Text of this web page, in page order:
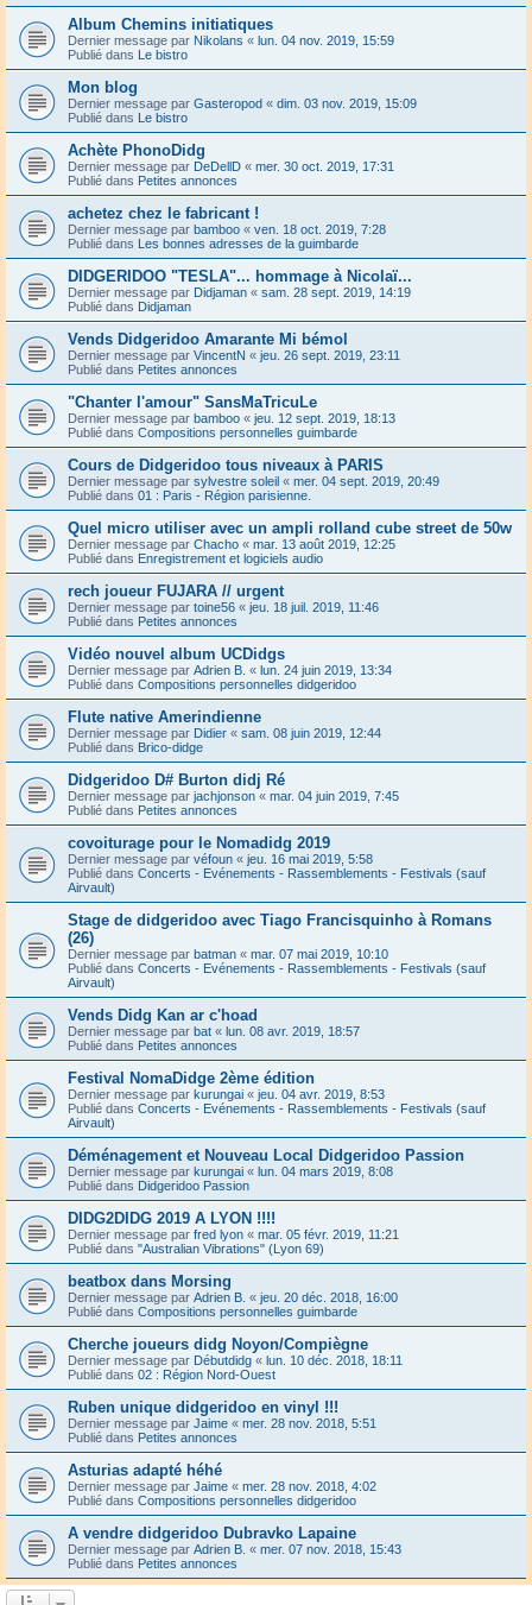
Album Chemins initiatiques
Dernier message par Nikolans « lun. 04 nov. 2019, 15:59
Publié dans Le bistro
Mon blog
Dernier message par Gasteropod « dim. 03 nov. 2019, 15:09
Publié dans Le bistro
Achète PhonoDidg
Dernier message par DeDellD « mer. 30 oct. 2019, 17:31
Publié dans Petites annonces
achetez chez le fabricant !
Dernier message par bamboo « ven. 18 oct. 2019, 7:28
Publié dans Les bonnes adresses de la guimbarde
DIDGERIDOO "TESLA"... hommage à Nicolaï...
Dernier message par Didjaman « sam. 28 sept. 2019, 14:19
Publié dans Didjaman
Vends Didgeridoo Amarante Mi bémol
Dernier message par VincentN « jeu. 26 sept. 2019, 23:11
Publié dans Petites annonces
"Chanter l'amour" SansMaTricuLe
Dernier message par bamboo « jeu. 12 sept. 2019, 18:13
Publié dans Compositions personnelles guimbarde
Cours de Didgeridoo tous niveaux à PARIS
Dernier message par sylvestre soleil « mer. 04 sept. 2019, 20:49
Publié dans 01 : Paris - Région parisienne.
Quel micro utiliser avec un ampli rolland cube street de 50w
Dernier message par Chacho « mar. 13 août 2019, 12:25
Publié dans Enregistrement et logiciels audio
rech joueur FUJARA // urgent
Dernier message par toine56 « jeu. 18 juil. 2019, 11:46
Publié dans Petites annonces
Vidéo nouvel album UCDidgs
Dernier message par Adrien B. « lun. 24 juin 2019, 13:34
Publié dans Compositions personnelles didgeridoo
Flute native Amerindienne
Dernier message par Didier « sam. 08 juin 2019, 12:44
Publié dans Brico-didge
Didgeridoo D# Burton didj Ré
Dernier message par jachjonson « mar. 04 juin 2019, 7:45
Publié dans Petites annonces
covoiturage pour le Nomadidg 2019
Dernier message par véfoun « jeu. 16 mai 2019, 5:58
Publié dans Concerts - Evénements - Rassemblements - Festivals (sauf
Airvault)
Stage de didgeridoo avec Tiago Francisquinho à Romans
(26)
Dernier message par batman « mar. 07 mai 2019, 10:10
Publié dans Concerts - Evénements - Rassemblements - Festivals (sauf
Airvault)
Vends Didg Kan ar c'hoad
Dernier message par bat « lun. 08 avr. 2019, 18:57
Publié dans Petites annonces
Festival NomaDidge 2ème édition
Dernier message par kurungai « jeu. 04 avr. 2019, 8:53
Publié dans Concerts - Evénements - Rassemblements - Festivals (sauf
Airvault)
Déménagement et Nouveau Local Didgeridoo Passion
Dernier message par kurungai « lun. 04 mars 2019, 8:08
Publié dans Didgeridoo Passion
DIDG2DIDG 2019 A LYON !!!!
Dernier message par fred lyon « mar. 05 févr. 2019, 11:21
Publié dans "Australian Vibrations" (Lyon 69)
beatbox dans Morsing
Dernier message par Adrien B. « jeu. 20 déc. 2018, 16:00
Publié dans Compositions personnelles guimbarde
Cherche joueurs didg Noyon/Compiègne
Dernier message par Débutdidg « lun. 10 déc. 2018, 18:11
Publié dans 02 : Région Nord-Ouest
Ruben unique didgeridoo en vinyl !!!
Dernier message par Jaime « mer. 28 nov. 2018, 5:51
Publié dans Petites annonces
Asturias adapté héhé
Dernier message par Jaime « mer. 28 nov. 2018, 4:02
Publié dans Compositions personnelles didgeridoo
A vendre didgeridoo Dubravko Lapaine
Dernier message par Adrien B. « mer. 07 nov. 2018, 15:43
Publié dans Petites annonces